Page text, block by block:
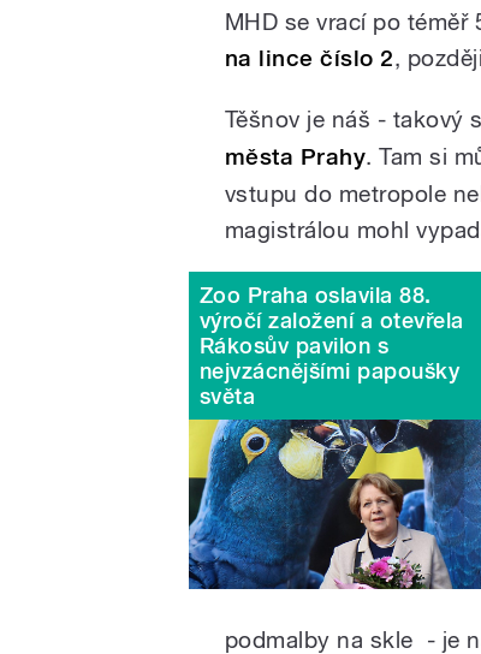
MHD se vrací po
na lince číslo 2,
Těšnov je náš - takový
města Prahy. Tam si
vstupu do metropole
magistrálou mohl
Zoo Praha oslavila 88.
výročí založení a otevřela
Rákosův pavilon s
nejvzácnějšími papoušky
světa
podmalby na skle - je